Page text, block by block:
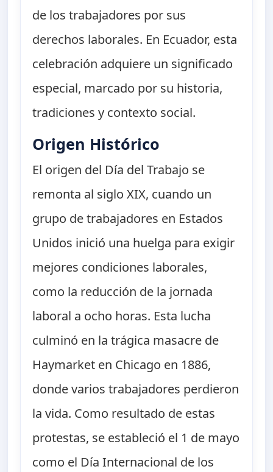
de los trabajadores por sus
derechos laborales. En Ecuador, esta
celebración adquiere un significado
especial, marcado por su historia,
tradiciones y contexto social.
Origen Histórico
El origen del Día del Trabajo se
remonta al siglo XIX, cuando un
grupo de trabajadores en Estados
Unidos inició una huelga para exigir
mejores condiciones laborales,
como la reducción de la jornada
laboral a ocho horas. Esta lucha
culminó en la trágica masacre de
Haymarket en Chicago en 1886,
donde varios trabajadores perdieron
la vida. Como resultado de estas
protestas, se estableció el 1 de mayo
como el Día Internacional de los